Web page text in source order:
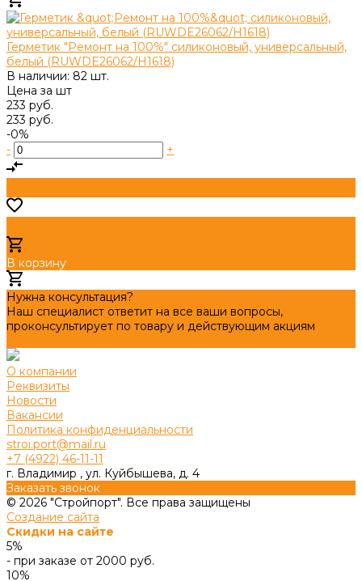
Герметик "Ремонт на 100%" cиликоновый, универсальный,
белый (RUWDE26062/H1618)
В наличии: 82 шт.
Цена за шт
233 руб.
233 руб.
-0%
-
+
В корзину
Нужна консультация?
Наш специалист ответит на все ваши вопросы,
проконсультирует по товару и действующим акциям
О компании
Реквизиты
Новости
Вакансии
Политика конфиденциальности
stroi.port@mail.ru
+7 (4922) 46-11-11
г. Владимир , ул. Куйбышева, д. 4
Заказать звонок
© 2026 "Стройпорт". Все права защищены
Создание сайта
Скидки на сайте
5%
- при заказе от 2000 руб.
10%